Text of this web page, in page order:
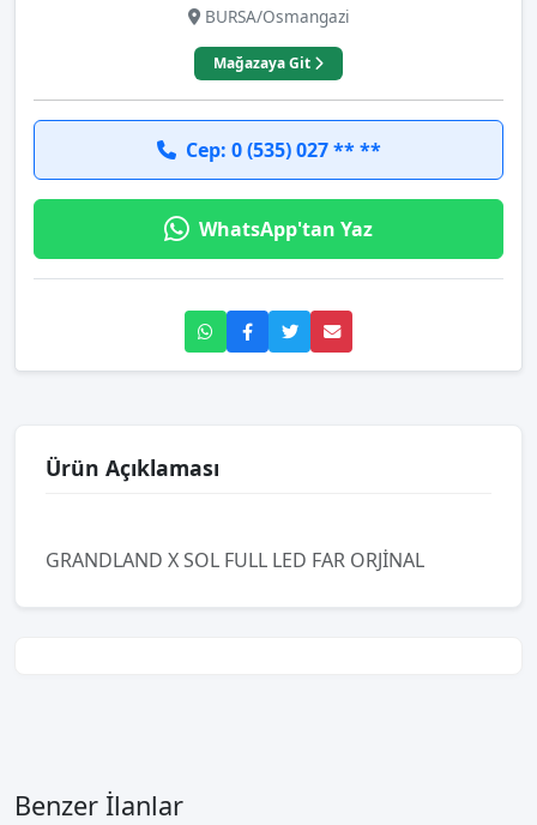
BURSA/Osmangazi
Mağazaya Git
Cep: 0 (535) 027 ** **
WhatsApp'tan Yaz
Ürün Açıklaması
GRANDLAND X SOL FULL LED FAR ORJİNAL
Benzer İlanlar